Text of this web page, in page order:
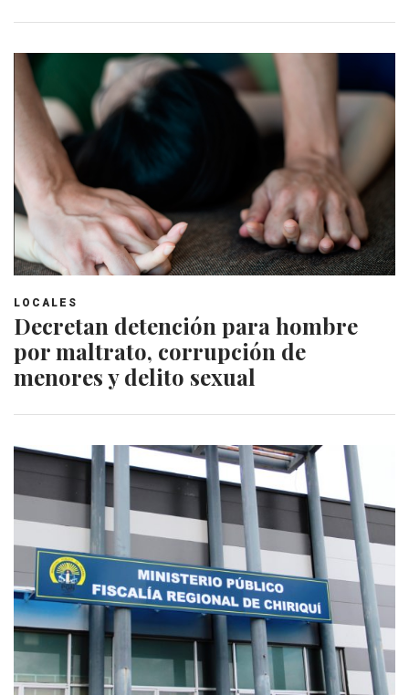
LOCALES
Decretan detención para hombre
por maltrato, corrupción de
menores y delito sexual